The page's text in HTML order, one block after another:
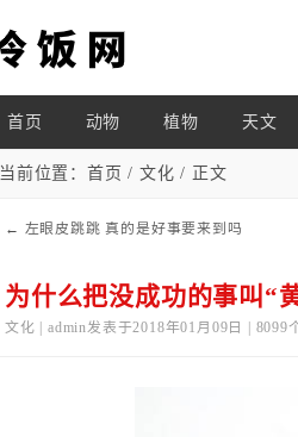
首页 动物 植物 天文
当前位置： 首页 /文化 / 正文
← 左眼皮跳跳 真的是好事要来到吗
为什么把没成功的事叫“
文化 | admin发表于2018年01月09日 | 8099